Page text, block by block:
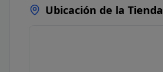
Ubicación de la Tienda